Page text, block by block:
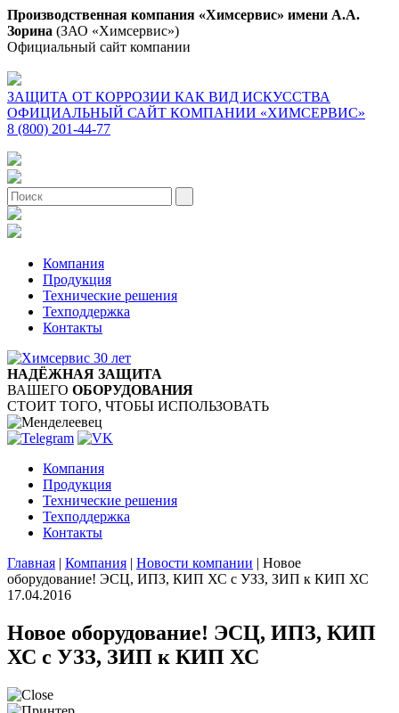
Производственная компания «Химсервис» имени А.А.
Зорина (ЗАО «Химсервис»)
Официальный сайт компании
ЗАЩИТА ОТ КОРРОЗИИ КАК ВИД ИСКУССТВА
ОФИЦИАЛЬНЫЙ САЙТ КОМПАНИИ «ХИМСЕРВИС»
8 (800) 201-44-77
Компания
Продукция
Технические решения
Техподдержка
Контакты
НАДЁЖНАЯ ЗАЩИТА
ВАШЕГО ОБОРУДОВАНИЯ
СТОИТ ТОГО, ЧТОБЫ ИСПОЛЬЗОВАТЬ
Компания
Продукция
Технические решения
Техподдержка
Контакты
Главная | Компания | Новости компании | Новое
оборудование! ЭСЦ, ИПЗ, КИП ХС с УЗЗ, ЗИП к КИП ХС
17.04.2016
Новое оборудование! ЭСЦ, ИПЗ, КИП
ХС с УЗЗ, ЗИП к КИП ХС